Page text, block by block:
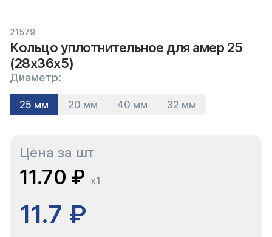
21579
Кольцо уплотнительное для амер 25
(28х36х5)
Диаметр:
25 мм 20 мм 40 мм 32 мм
Цена за шт
11.70 ₽ x1
11.7 ₽